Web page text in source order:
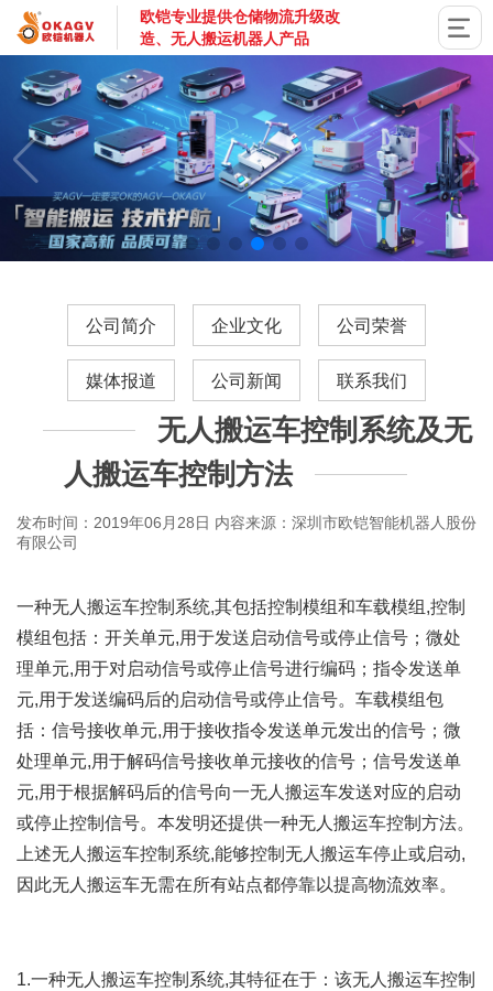
欧铠专业提供仓储物流升级改
造、无人搬运机器人产品
公司简介 企业文化 公司荣誉
媒体报道 公司新闻 联系我们
无人搬运车控制系统及无
人搬运车控制方法
发布时间：2019年06月28日 内容来源：深圳市欧铠智能机器人股份
有限公司
一种无人搬运车控制系统,其包括控制模组和车载模组,控制
模组包括：开关单元,用于发送启动信号或停止信号；微处
理单元,用于对启动信号或停止信号进行编码；指令发送单
元,用于发送编码后的启动信号或停止信号。车载模组包
括：信号接收单元,用于接收指令发送单元发出的信号；微
处理单元,用于解码信号接收单元接收的信号；信号发送单
元,用于根据解码后的信号向一无人搬运车发送对应的启动
或停止控制信号。本发明还提供一种无人搬运车控制方法。
上述无人搬运车控制系统,能够控制无人搬运车停止或启动,
因此无人搬运车无需在所有站点都停靠以提高物流效率。
1.一种无人搬运车控制系统,其特征在于：该无人搬运车控制